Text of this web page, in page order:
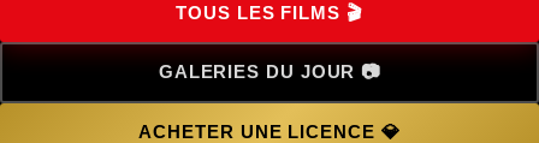
🎬 TOUS LES FILMS
📷 GALERIES DU JOUR
💎 ACHETER UNE LICENCE